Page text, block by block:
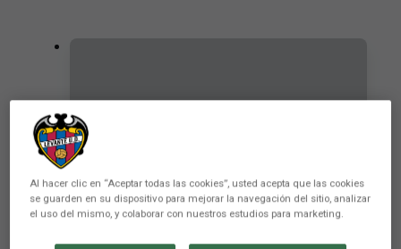
Al hacer clic en “Aceptar todas las cookies”, usted acepta que las cookies
se guarden en su dispositivo para mejorar la navegación del sitio, analizar
el uso del mismo, y colaborar con nuestros estudios para marketing.